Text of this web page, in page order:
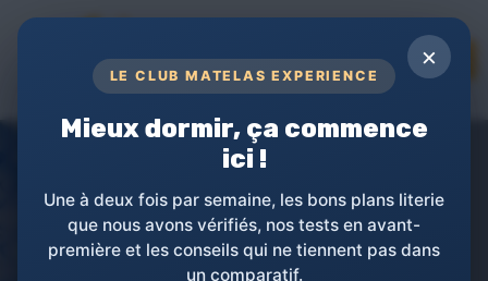
RÉVÉLEZ LA PUISSANCE DE VOTRE
SOMMEIL
TOPs
×
LE CLUB MATELAS EXPERIENCE
Mieux dormir, ça commence
ici !
Une à deux fois par semaine, les bons plans literie
que nous avons vérifiés, nos tests en avant-
première et les conseils qui ne tiennent pas dans
un comparatif.
Panneau de gestion des cookies